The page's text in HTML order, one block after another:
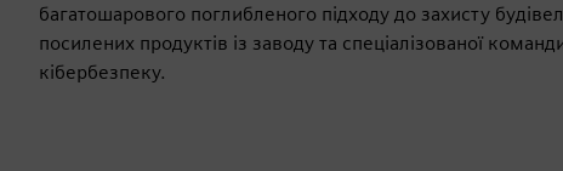
багатошарового поглибленого підходу до захисту
посилених продуктів із заводу та спеціалізованої
кібербезпеку.